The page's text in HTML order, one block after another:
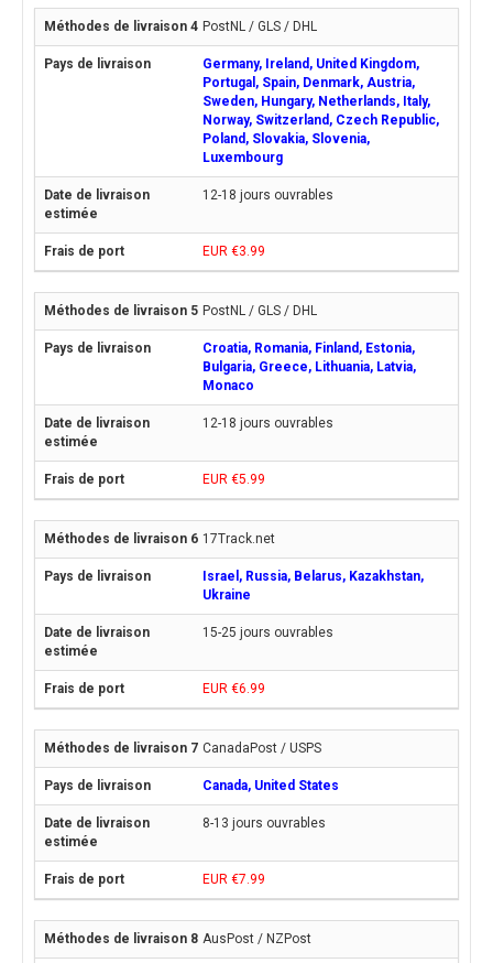
PostNL / GLS / DHL
Germany, Ireland, United Kingdom,
Portugal, Spain, Denmark, Austria,
Sweden, Hungary, Netherlands, Italy,
Norway, Switzerland, Czech Republic,
Poland, Slovakia, Slovenia,
Luxembourg
12-18 jours ouvrables
EUR €3.99
PostNL / GLS / DHL
Croatia, Romania, Finland, Estonia,
Bulgaria, Greece, Lithuania, Latvia,
Monaco
12-18 jours ouvrables
EUR €5.99
17Track.net
Israel, Russia, Belarus, Kazakhstan,
Ukraine
15-25 jours ouvrables
EUR €6.99
CanadaPost / USPS
Canada, United States
8-13 jours ouvrables
EUR €7.99
AusPost / NZPost